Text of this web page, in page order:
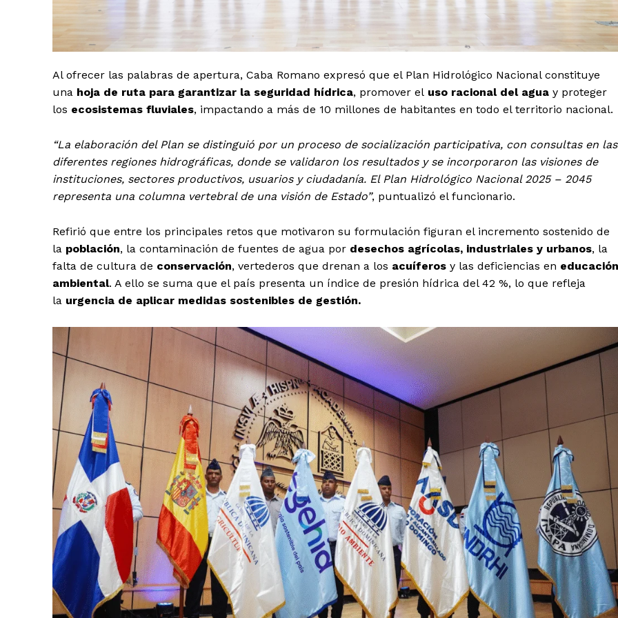
Al ofrecer las palabras de apertura, Caba Romano expresó que el Plan Hidrológico Nacional constituye
una hoja de ruta para garantizar la seguridad hídrica, promover el uso racional del agua y proteger
los ecosistemas fluviales, impactando a más de 10 millones de habitantes en todo el territorio nacional.
“La elaboración del Plan se distinguió por un proceso de socialización participativa, con consultas en las
diferentes regiones hidrográficas, donde se validaron los resultados y se incorporaron las visiones de
instituciones, sectores productivos, usuarios y ciudadanía. El Plan Hidrológico Nacional 2025 – 2045
representa una columna vertebral de una visión de Estado”, puntualizó el funcionario.
Refirió que entre los principales retos que motivaron su formulación figuran el incremento sostenido de
la población, la contaminación de fuentes de agua por desechos agrícolas, industriales y urbanos, la
falta de cultura de conservación, vertederos que drenan a los acuíferos y las deficiencias en educación
ambiental. A ello se suma que el país presenta un índice de presión hídrica del 42 %, lo que refleja
la urgencia de aplicar medidas sostenibles de gestión.